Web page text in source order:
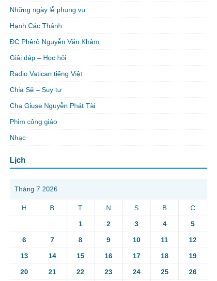
Những ngày lễ phụng vụ
Hạnh Các Thánh
ĐC Phêrô Nguyễn Văn Khảm
Giải đáp – Học hỏi
Radio Vatican tiếng Việt
Chia Sẻ – Suy tư
Cha Giuse Nguyễn Phát Tài
Phim công giáo
Nhạc
Lịch
Tháng 7 2026
H B T N S B C
1 2 3 4 5
6 7 8 9 10 11 12
13 14 15 16 17 18 19
20 21 22 23 24 25 26